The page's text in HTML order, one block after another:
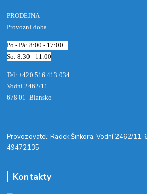
PRODEJNA
Provozní doba
Po - Pá: 8:00 - 17:00
So: 8:30 - 11:00
Tel: +420 516 413 034‬
Vodní 2462/11
678 01 Blansko
​Provozovatel: Radek Šinkora, Vodní 2462/11,
49472135
Kontakty